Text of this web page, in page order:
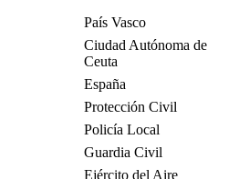
País Vasco
Ciudad Autónoma de
Ceuta
España
Protección Civil
Policía Local
Guardia Civil
Ejército del Aire